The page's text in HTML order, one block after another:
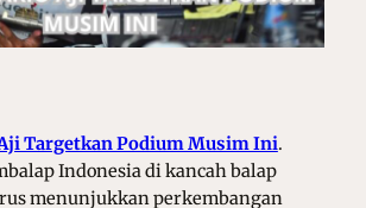
Targetkan Podium Musim Ini.
Indonesia di kancah balap
menunjukkan perkembangan